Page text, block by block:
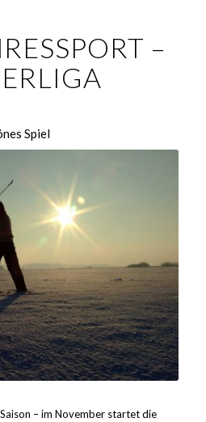
–
Spiel
– im November startet die